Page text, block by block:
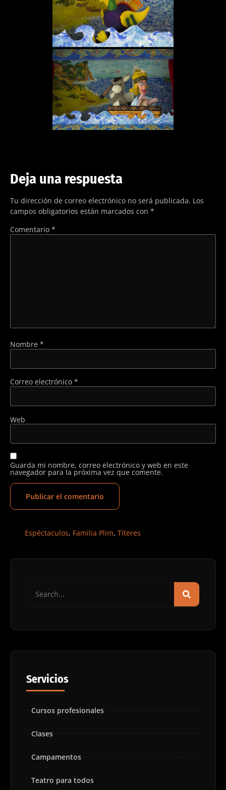
Deja una respuesta
Tu dirección de correo electrónico no será publicada. Los
campos obligatorios están marcados con *
Comentario *
Nombre *
Correo electrónico *
Web
Guarda mi nombre, correo electrónico y web en este
navegador para la próxima vez que comente.
Espéctaculos, Familia Plim, Títeres
Servicios
Cursos profesionales
Clases
Campamentos
Teatro para todos